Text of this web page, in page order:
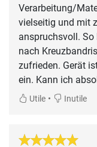
Verarbeitung/
vielseitig und mit
anspruchsvoll. So
nach
zufrieden. Gerät
ein. Kann ich
Utile • Inutile